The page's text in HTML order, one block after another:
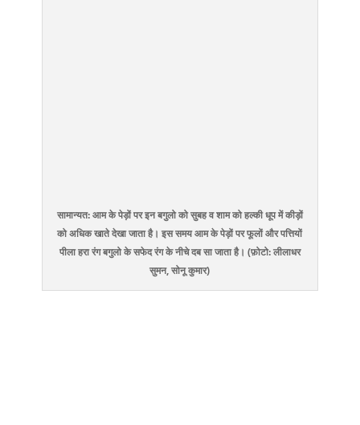
सामान्यत: आम के पेड़ों पर इन बगुलो को सुबह व शाम को हल्की धूप में कीड़ों
को अधिक खाते देखा जाता है। इस समय आम के पेड़ों पर फूलों और पत्तियों
पीला हरा रंग बगुलो के सफेद रंग के नीचे दब सा जाता है। (फ़ोटो: लीलाधर
सुमन, सोनू कुमार)